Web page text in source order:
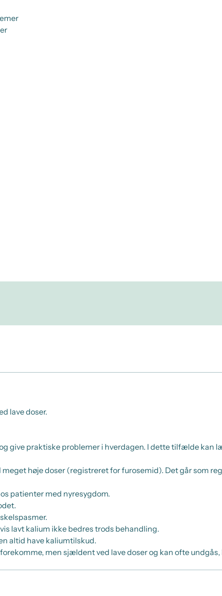
lave doser.
give praktiske problemer i hverdagen. I dette tilfælde kan
høje doser (registreret for furosemid). Det går som
patienter med nyresygdom.
lavt kalium ikke bedres trods behandling.
altid have kaliumtilskud.
men sjældent ved lave doser og kan ofte